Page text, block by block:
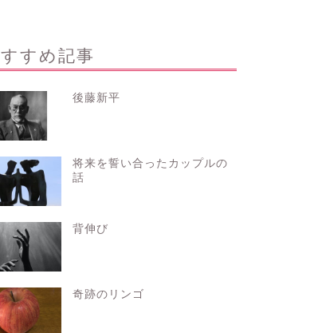
おすすめ記事
後藤新平
将来を誓い合ったカップルの
話
背伸び
奇跡のリンゴ